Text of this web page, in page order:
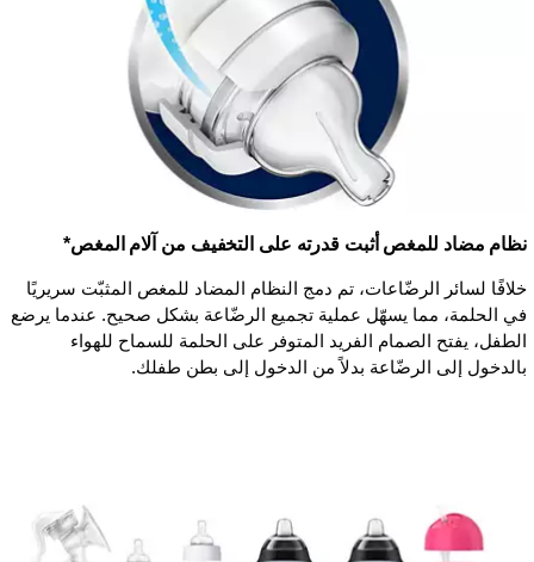
نظام مضاد للمغص أثبت قدرته على التخفيف من آلام المغص*
خلافًا لسائر الرضّاعات، تم دمج النظام المضاد للمغص المثبّت سريريًا
في الحلمة، مما يسهّل عملية تجميع الرضّاعة بشكل صحيح. عندما يرضع
الطفل، يفتح الصمام الفريد المتوفر على الحلمة للسماح للهواء
بالدخول إلى الرضّاعة بدلاً من الدخول إلى بطن طفلك.